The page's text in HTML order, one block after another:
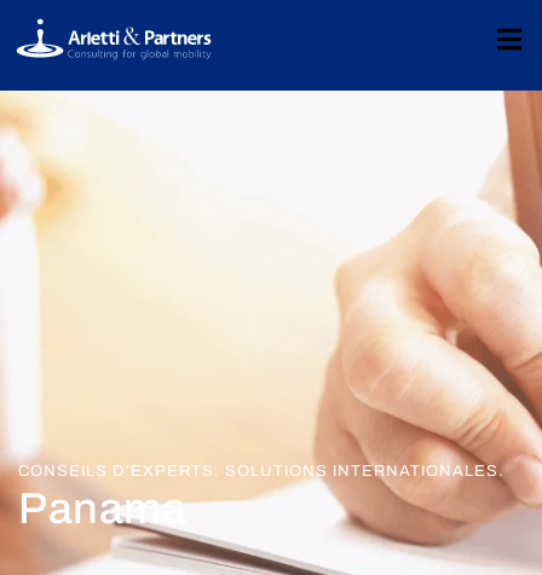
CONSEILS D’EXPERTS. SOLUTIONS INTERNATIONALES.
Panama